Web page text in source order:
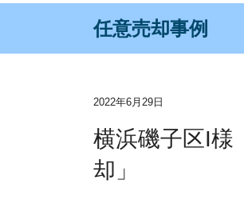
任意売却事例
2022年6月29日
横浜磯子区I様
却」